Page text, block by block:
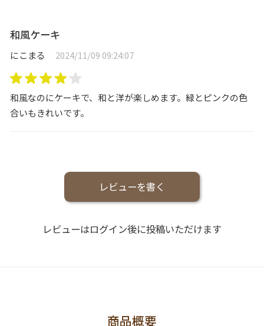
和風ケーキ
にこまる 2024/11/09 09:24:07
和風なのにケーキで、和と洋が楽しめます。緑とピンクの色
合いもきれいです。
レビューを書く
レビューはログイン後に投稿いただけます
商品概要